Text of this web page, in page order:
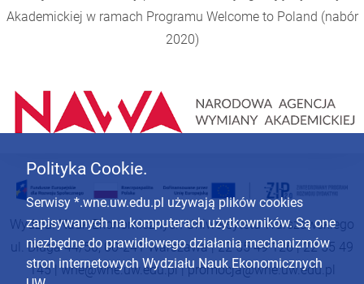
Akademickiej w ramach Programu Welcome to Poland (nabór
2020)
Wydział Nauk Ekonomicznych Uniwersytetu Warszawskiego
ul. Długa 44/50, 00-241 Warszawa | 22 55 49 126 | 22 55 49
145 |wne@wne.uw.edu.pl|promocja@wne.uw.edu.pl
Polityka Cookie.
Serwisy *.wne.uw.edu.pl używają plików cookies
zapisywanych na komputerach użytkowników. Są one
niezbędne do prawidłowego działania mechanizmów
stron internetowych Wydziału Nauk Ekonomicznych